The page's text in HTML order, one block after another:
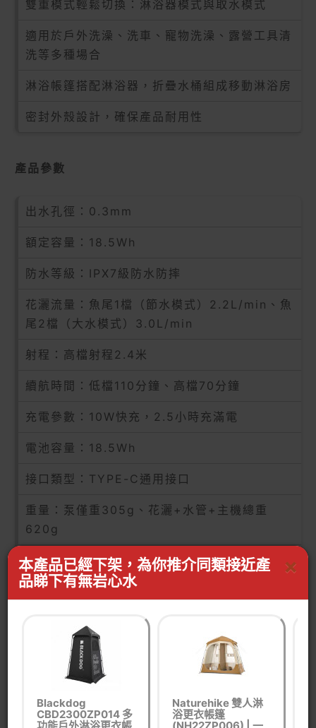
雙重模式輕鬆切換：淋浴器模式與取水模式
適用於戶外洗澡、洗車、寵物洗澡、露營工具清
洗等多種場合
淋浴帳篷搭配淋浴器，折疊水桶組成移動淋浴房
密封外殼設計，確保產品耐用性
產品參數
出水孔徑：0.3mm
額定容量：18.5Wh
防水等級：IPX7級防水防摔
花灑流量：魚尾1檔（節水模式）2.2L/min、魚
尾2檔（大水模式）3.0L/min
射程：高檔射程2.4米
續航時間：低檔110分鐘、高檔70分鐘
充電參數：10W快充，2.5小時充滿電
電池容量：18.5Wh
接口類型：TYPE-C通用接口
重量：泵僅重305g、花灑+水管+主機總重
620g
材質：ABS+PA66+20%玻纖
標準配件：MAX SHOWER（內置電池）*1、
收納包*1
×
本產品已經下架，為你推介同類接近產
品睇下有無岩心水
Blackdog
CBD2300ZP014 多
Naturehike 雙人淋
浴更衣帳篷